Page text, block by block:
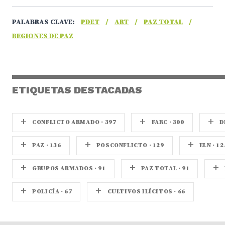
PALABRAS CLAVE: PDET / ART / PAZ TOTAL
/
REGIONES DE PAZ
ETIQUETAS DESTACADAS
+ CONFLICTO ARMADO · 397 + FARC · 300 +
+ PAZ · 136 + POSCONFLICTO · 129 + ELN ·
+ GRUPOS ARMADOS · 91 + PAZ TOTAL · 91 +
+ POLICÍA · 67 + CULTIVOS ILÍCITOS · 66